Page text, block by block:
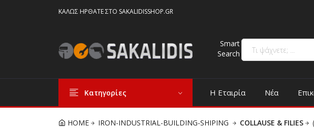
ΚΑΛΏΣ ΉΡΘΑΤΕ ΣΤΟ SAKALIDISSHOP.GR
Smart
Search
Κατηγορίες Η Εταιρία Νέα
HOME IRON-INDUSTRIAL-BUILDING-SHIPING COLLAUSE & FILIES